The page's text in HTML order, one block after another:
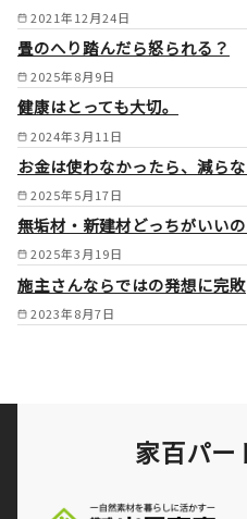
野市/大阪狭
子町/河南町
長野市/摂津
箕面市/茨木
市/和泉市/忠
塚市/熊取町
豊能町 奈
駒市/大和郡
町/田原本
市/葛城市/
市/桜井市/
2021年12月24日
2025年8月9日
畳のへり踏んだら怒られる？
2024年3月11日
健康はとっても大切。
2025年5月17日
お金は使わなかったら、減らな
2025年3月19日
無垢材・新建材どっちがいい
2023年8月7日
施主さんならではの発想に完敗
家百パー